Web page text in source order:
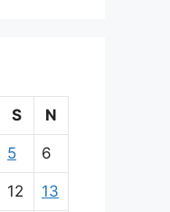
S N
5 6
12 13